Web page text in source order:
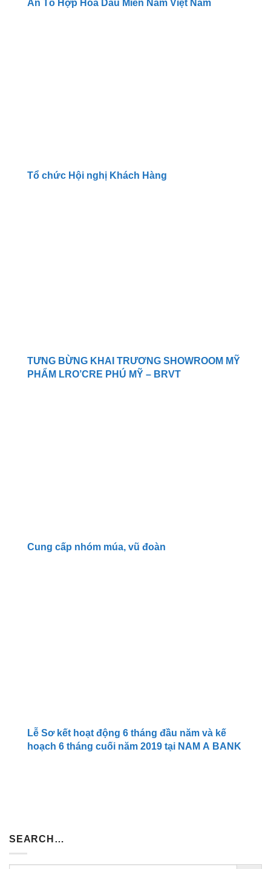
Án Tổ Hợp Hóa Dầu Miền Nam Việt Nam
Tổ chức Hội nghị Khách Hàng
TƯNG BỪNG KHAI TRƯƠNG SHOWROOM MỸ
PHẨM LRO’CRE PHÚ MỸ – BRVT
Cung cấp nhóm múa, vũ đoàn
Lễ Sơ kết hoạt động 6 tháng đầu năm và kế
hoạch 6 tháng cuối năm 2019 tại NAM A BANK
SEARCH…